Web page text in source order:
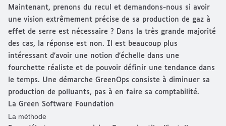
Maintenant, prenons du recul et demandons-nous si avoir
une vision extrêmement précise de sa production de gaz à
effet de serre est nécessaire ? Dans la très grande majorité
des cas, la réponse est non. Il est beaucoup plus
intéressant d'avoir une notion d'échelle dans une
fourchette réaliste et de pouvoir définir une tendance dans
le temps. Une démarche GreenOps consiste à diminuer sa
production de polluants, pas à en faire sa comptabilité.
La Green Software Foundation
La méthode